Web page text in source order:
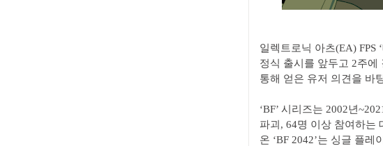
일렉트로닉 아츠(EA) FPS
정식 출시를 앞두고 2주에
통해 얻은 유저 의견을 바
‘BF’ 시리즈는 2002년
파괴, 64명 이상 참여하는
온 ‘BF 2042’는 싱글 플레